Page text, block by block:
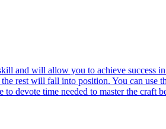
and will allow you to achieve
rest will fall into position. You can use
devote time needed to master the